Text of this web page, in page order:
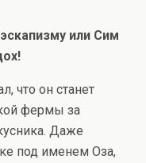
или Сим
что он станет
фермы за
Даже
под именем Оза,